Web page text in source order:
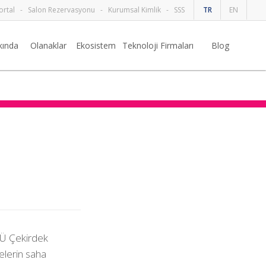
TR EN
- Salon Rezervasyonu - Kurumsal Kimlik - SSS
Olanaklar Ekosistem Teknoloji Firmaları Blog
Çekirdek
saha